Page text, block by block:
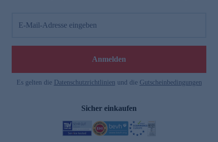
E-Mail-Adresse eingeben
Anmelden
Es gelten die Datenschutzrichtlinien und die Gutscheinbedingungen
Sicher einkaufen